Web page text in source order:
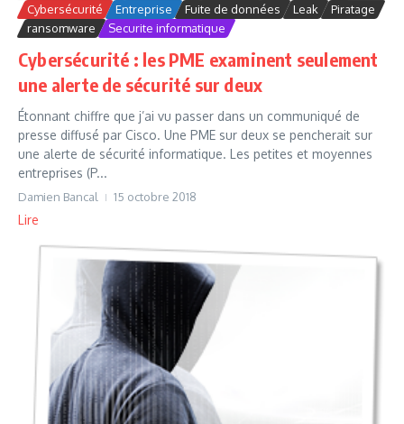
Cybersécurité
Entreprise Fuite de données Leak
Piratage
ransomware
Securite informatique
Cybersécurité : les PME examinent seulement
une alerte de sécurité sur deux
Étonnant chiffre que j’ai vu passer dans un communiqué de
presse diffusé par Cisco. Une PME sur deux se pencherait sur
une alerte de sécurité informatique. Les petites et moyennes
entreprises (P...
Damien Bancal 15 octobre 2018
Lire